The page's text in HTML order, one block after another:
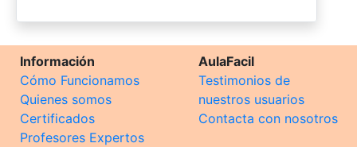
Información
Cómo Funcionamos
Quienes somos
Certificados
Profesores Expertos
AulaFacil
Testimonios de
nuestros usuarios
Contacta con nosotros